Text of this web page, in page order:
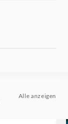
Alle anzeigen